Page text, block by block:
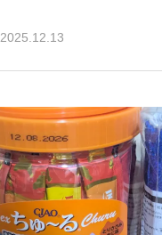
2025.12.13